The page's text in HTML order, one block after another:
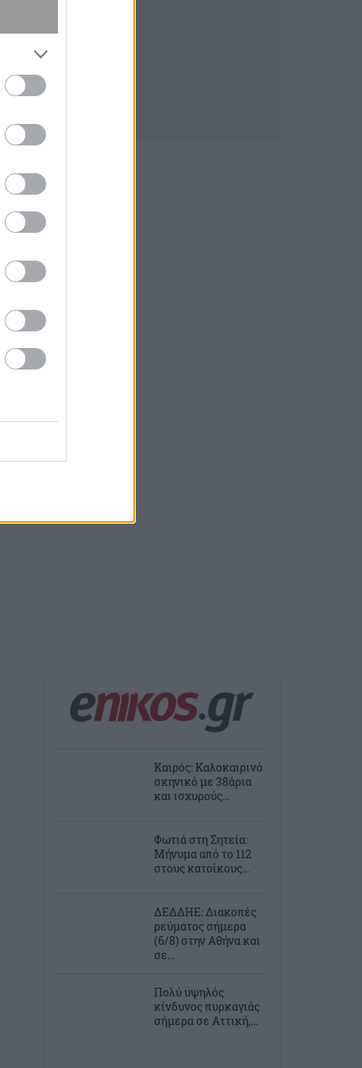
Καιρός: Καλοκαιρινό
σκηνικό με 38άρια
και ισχυρούς...
Φωτιά στη Σητεία:
Μήνυμα από το 112
στους κατοίκους...
ΔΕΔΔΗΕ: Διακοπές
ρεύματος σήμερα
(6/8) στην Αθήνα και
σε...
Πολύ υψηλός
κίνδυνος πυρκαγιάς
σήμερα σε Αττική,...